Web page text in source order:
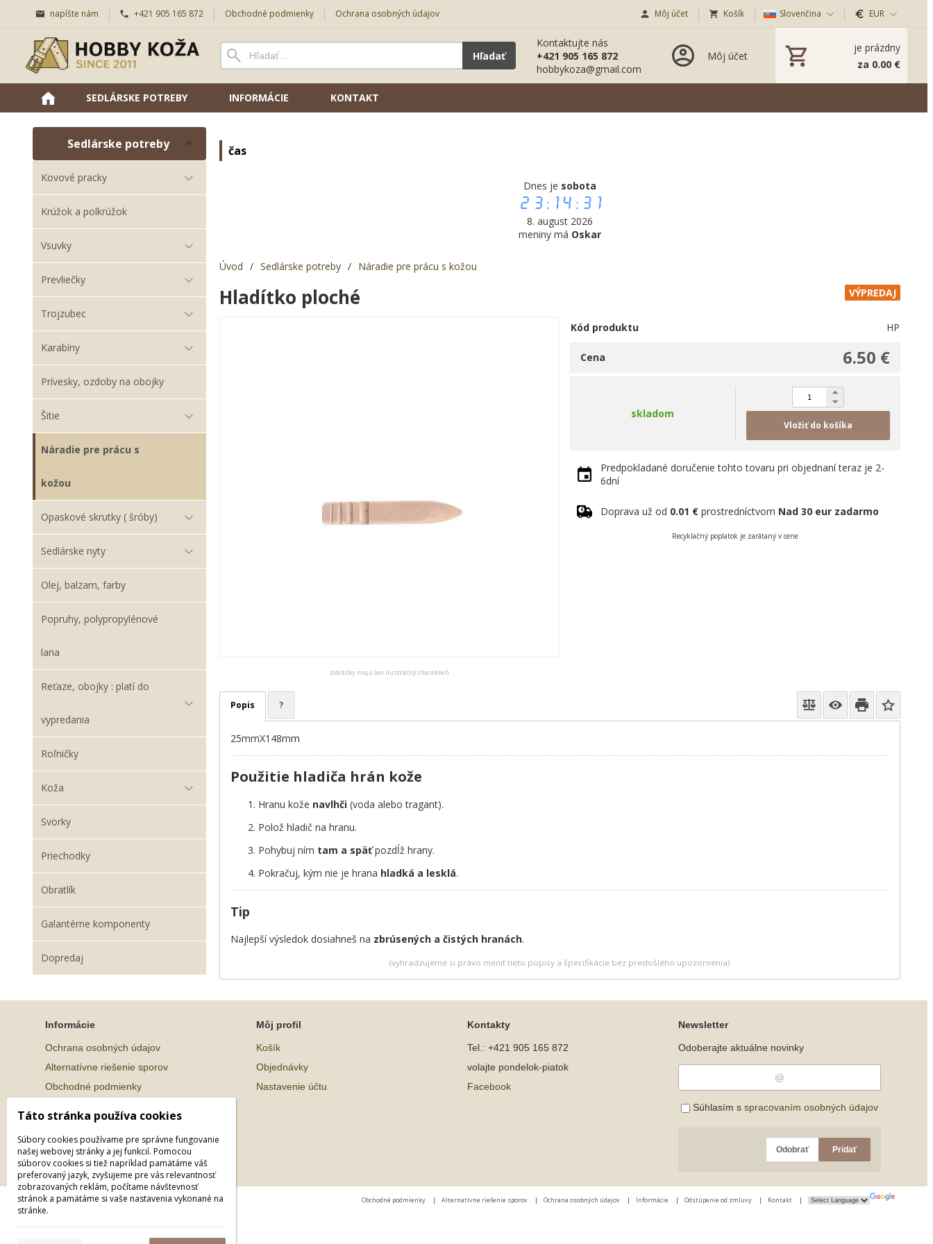
napíšte nám +421 905 165 872 Obchodné podmienky Ochrana osobných údajov Môj účet Košík Slovenčina EUR
Hľadať
Kontaktujte nás
+421 905 165 872
hobbykoza@gmail.com
Môj účet
je prázdny
za 0.00 €
SEDLÁRSKE POTREBY INFORMÁCIE KONTAKT
Sedlárske potreby
Kovové pracky
Krúžok a polkrúžok
Vsuvky
Prevliečky
Trojzubec
Karabíny
Prívesky, ozdoby na obojky
Šitie
Náradie pre prácu s
kožou
Opaskové skrutky ( šróby)
Sedlárske nyty
Olej, balzam, farby
Popruhy, polypropylénové
lana
Reťaze, obojky : platí do
vypredania
Roľničky
Koža
Svorky
Priechodky
Obratlík
Galantérne komponenty
Dopredaj
čas
Dnes je sobota
23:14:32
8. august 2026
meniny má Oskar
Úvod / Sedlárske potreby / Náradie pre prácu s kožou
VÝPREDAJ
Hladítko ploché
(obrázky majú len ilustračný charakter)
Kód produktu HP
6.50 €
Cena
skladom
Vložiť do košíka
Predpokladané doručenie tohto tovaru pri objednaní teraz je 2-
6dní
Doprava už od 0.01 € prostredníctvom Nad 30 eur zadarmo
Recyklačný poplatok je zarátaný v cene
Popis ?
25mmX148mm
Použitie hladiča hrán kože
Hranu kože navlhči(voda alebo tragant).
Polož hladič na hranu.
Pohybuj ním tam a späťpozdĺž hrany.
Pokračuj, kým nie je hrana hladká a lesklá.
Tip
Najlepší výsledok dosiahneš na zbrúsených a čistých hranách.
(vyhradzujeme si právo meniť tieto popisy a špecifikácie bez predošlého upozornenia)
Informácie
Ochrana osobných údajov
Alternatívne riešenie sporov
Obchodné podmienky
Môj profil
Košík
Objednávky
Nastavenie účtu
Kontakty
Tel.: +421 905 165 872
volajte pondelok-piatok
Facebook
Newsletter
Odoberajte aktuálne novinky
Súhlasím s spracovaním osobných údajov
Odobrať Pridať
© 2026 WEXBO |www.wexbo.com|Prihlásiť Obchodné podmienky | Alternatívne riešenie sporov | Ochrana osobných údajov | Informácie | Odstúpenie od zmluvy | Kontakt |
Táto stránka používa cookies
Súbory cookies používame pre správne fungovanie
našej webovej stránky a jej funkcií. Pomocou
súborov cookies si tiež napríklad pamätáme váš
preferovaný jazyk, zvyšujeme pre vás relevantnosť
zobrazovaných reklám, počítame návštevnosť
stránok a pamätáme si vaše nastavenia vykonané na
stránke.